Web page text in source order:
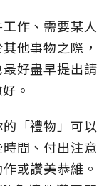
作、需要某人
他事物之際，
好盡早提出請
。
「禮物」可以
間、付出注意
或讚美恭維。